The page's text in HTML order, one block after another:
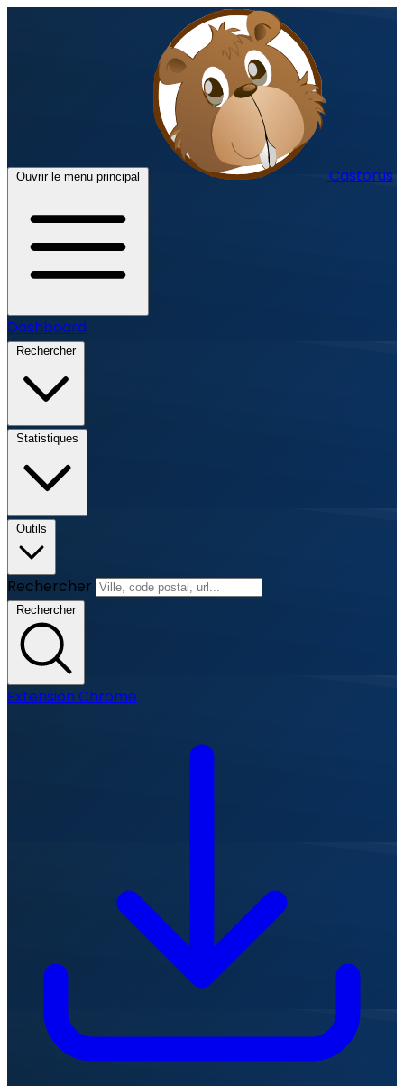
Ouvrir le menu principal Castorus
Dashboard
Rechercher
Statistiques
Outils
Rechercher
Rechercher
Extension Chrome